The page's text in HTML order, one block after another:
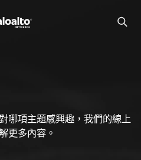
哪項主題感興趣，我們的線上
更多內容。